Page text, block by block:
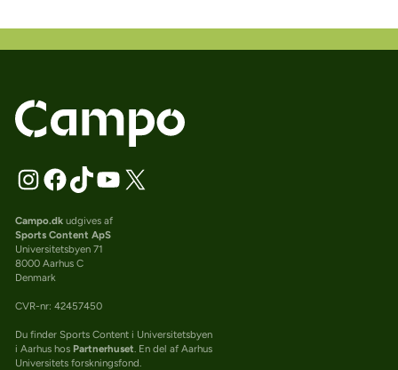
Campo.dkudgives af
Sports Content ApS
Universitetsbyen 71
8000 Aarhus C
Denmark
CVR-nr: 42457450
Du finder Sports Content i Universitetsbyen
i Aarhus hos Partnerhuset. En del af Aarhus
Universitets forskningsfond.